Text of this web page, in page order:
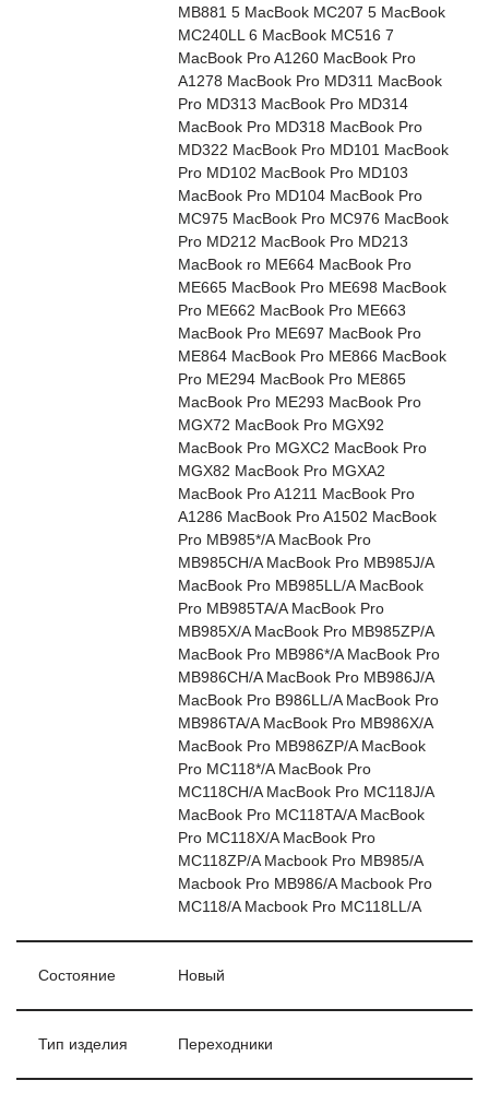
MB881 5 MacBook MC207 5 MacBook
MC240LL 6 MacBook MC516 7
MacBook Pro A1260 MacBook Pro
A1278 MacBook Pro MD311 MacBook
Pro MD313 MacBook Pro MD314
MacBook Pro MD318 MacBook Pro
MD322 MacBook Pro MD101 MacBook
Pro MD102 MacBook Pro MD103
MacBook Pro MD104 MacBook Pro
MC975 MacBook Pro MC976 MacBook
Pro MD212 MacBook Pro MD213
MacBook ro ME664 MacBook Pro
ME665 MacBook Pro ME698 MacBook
Pro ME662 MacBook Pro ME663
MacBook Pro ME697 MacBook Pro
ME864 MacBook Pro ME866 MacBook
Pro ME294 MacBook Pro ME865
MacBook Pro ME293 MacBook Pro
MGX72 MacBook Pro MGX92
MacBook Pro MGXC2 MacBook Pro
MGX82 MacBook Pro MGXA2
MacBook Pro A1211 MacBook Pro
A1286 MacBook Pro A1502 MacBook
Pro MB985*/A MacBook Pro
MB985CH/A MacBook Pro MB985J/A
MacBook Pro MB985LL/A MacBook
Pro MB985TA/A MacBook Pro
MB985X/A MacBook Pro MB985ZP/A
MacBook Pro MB986*/A MacBook Pro
MB986CH/A MacBook Pro MB986J/A
MacBook Pro B986LL/A MacBook Pro
MB986TA/A MacBook Pro MB986X/A
MacBook Pro MB986ZP/A MacBook
Pro MC118*/A MacBook Pro
MC118CH/A MacBook Pro MC118J/A
MacBook Pro MC118TA/A MacBook
Pro MC118X/A MacBook Pro
MC118ZP/A Macbook Pro MB985/A
Macbook Pro MB986/A Macbook Pro
MC118/A Macbook Pro MC118LL/A
Состояние Новый
Тип изделия Переходники